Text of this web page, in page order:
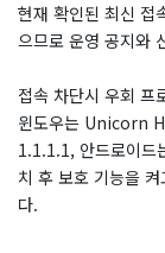
현재 확인된 최신 접
으므로 운영 공지와
접속 차단시 우회 프
윈도우는 Unicorn
1.1.1.1, 안드로이
치 후 보호 기능을
다.